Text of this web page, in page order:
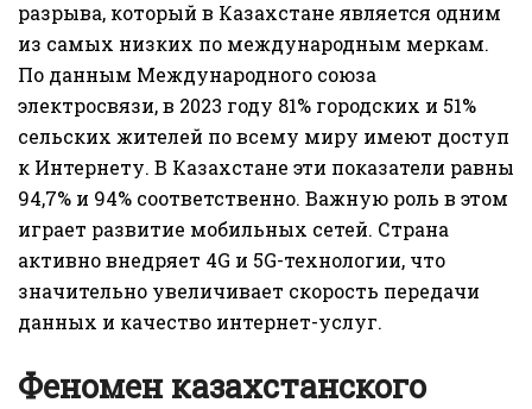
разрыва, который в Казахстане является одним
из самых низких по международным меркам.
По данным Международного союза
электросвязи, в 2023 году 81% городских и 51%
сельских жителей по всему миру имеют доступ
к Интернету. В Казахстане эти показатели равны
94,7% и 94% соответственно. Важную роль в этом
играет развитие мобильных сетей. Страна
активно внедряет 4G и 5G-технологии, что
значительно увеличивает скорость передачи
данных и качество интернет-услуг.
Феномен казахстанского